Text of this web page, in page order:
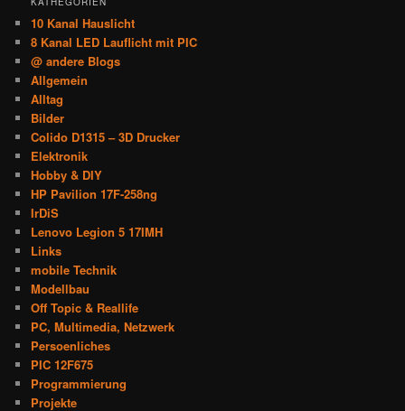
10 Kanal Hauslicht
8 Kanal LED Lauflicht mit PIC
@ andere Blogs
Allgemein
Alltag
Bilder
Colido D1315 – 3D Drucker
Elektronik
Hobby & DIY
HP Pavilion 17F-258ng
IrDiS
Lenovo Legion 5 17IMH
Links
mobile Technik
Modellbau
Off Topic & Reallife
PC, Multimedia, Netzwerk
Persoenliches
PIC 12F675
Programmierung
Projekte